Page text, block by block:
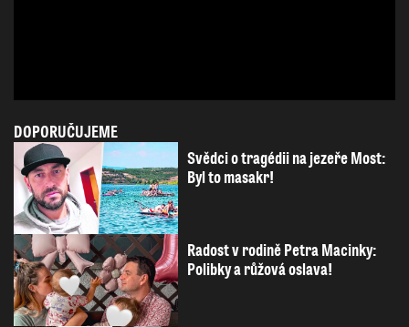
DOPORUČUJEME
Svědci o tragédii na jezeře Most:
Byl to masakr!
Radost v rodině Petra Macinky:
Polibky a růžová oslava!